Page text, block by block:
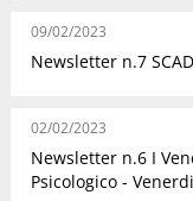
09/02/2023
Newsletter n.7
02/02/2023
Newsletter n.6 I
Psicologico -